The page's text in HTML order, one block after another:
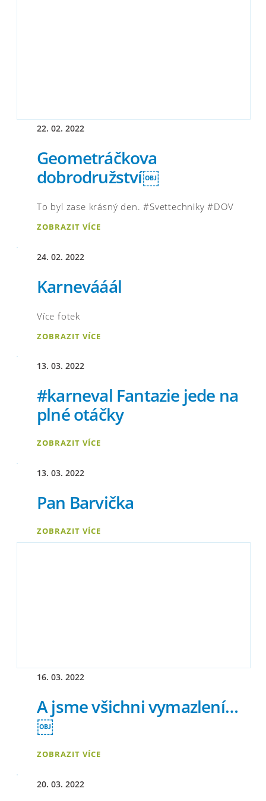
22. 02. 2022
Geometráčkova
dobrodružství￼
To byl zase krásný den. #Svettechniky #DOV
ZOBRAZIT VÍCE
24. 02. 2022
Karnevááál
Více fotek
ZOBRAZIT VÍCE
13. 03. 2022
#karneval Fantazie jede na
plné otáčky
ZOBRAZIT VÍCE
13. 03. 2022
Pan Barvička
ZOBRAZIT VÍCE
16. 03. 2022
A jsme všichni vymazlení…
￼
ZOBRAZIT VÍCE
20. 03. 2022